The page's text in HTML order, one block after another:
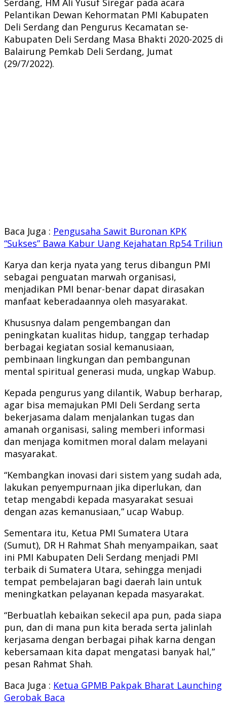
Serdang, HM Ali Yusuf Siregar pada acara
Pelantikan Dewan Kehormatan PMI Kabupaten
Deli Serdang dan Pengurus Kecamatan se-
Kabupaten Deli Serdang Masa Bhakti 2020-2025 di
Balairung Pemkab Deli Serdang, Jumat
(29/7/2022).
Baca Juga : Pengusaha Sawit Buronan KPK
“Sukses” Bawa Kabur Uang Kejahatan Rp54 Triliun
Karya dan kerja nyata yang terus dibangun PMI
sebagai penguatan marwah organisasi,
menjadikan PMI benar-benar dapat dirasakan
manfaat keberadaannya oleh masyarakat.
Khususnya dalam pengembangan dan
peningkatan kualitas hidup, tanggap terhadap
berbagai kegiatan sosial kemanusiaan,
pembinaan lingkungan dan pembangunan
mental spiritual generasi muda, ungkap Wabup.
Kepada pengurus yang dilantik, Wabup berharap,
agar bisa memajukan PMI Deli Serdang serta
bekerjasama dalam menjalankan tugas dan
amanah organisasi, saling memberi informasi
dan menjaga komitmen moral dalam melayani
masyarakat.
“Kembangkan inovasi dari sistem yang sudah ada,
lakukan penyempurnaan jika diperlukan, dan
tetap mengabdi kepada masyarakat sesuai
dengan azas kemanusiaan,” ucap Wabup.
Sementara itu, Ketua PMI Sumatera Utara
(Sumut), DR H Rahmat Shah menyampaikan, saat
ini PMI Kabupaten Deli Serdang menjadi PMI
terbaik di Sumatera Utara, sehingga menjadi
tempat pembelajaran bagi daerah lain untuk
meningkatkan pelayanan kepada masyarakat.
“Berbuatlah kebaikan sekecil apa pun, pada siapa
pun, dan di mana pun kita berada serta jalinlah
kerjasama dengan berbagai pihak karna dengan
kebersamaan kita dapat mengatasi banyak hal,”
pesan Rahmat Shah.
Baca Juga : Ketua GPMB Pakpak Bharat Launching
Gerobak Baca